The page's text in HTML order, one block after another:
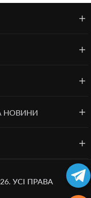
НОВИНИ
УСІ ПРАВА